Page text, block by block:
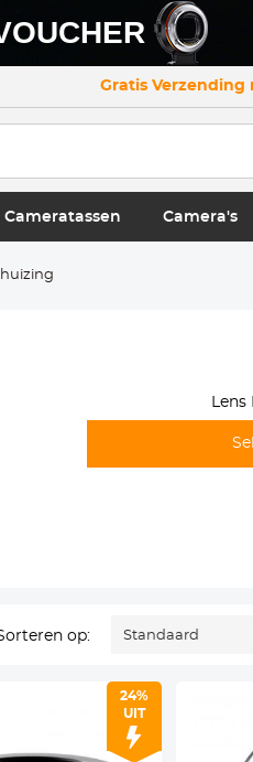
Gratis Verzending
Cameratassen Camera's
Lens
op: Standaard
24%
UIT